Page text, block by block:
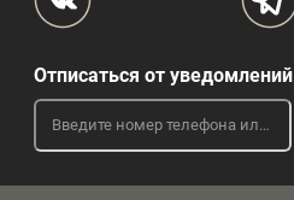
Отписаться от уведомлений